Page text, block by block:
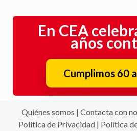
años
Cumplimos 60
Quiénes somos|Contacta con
CEAUTO, Correduría de Seguros,